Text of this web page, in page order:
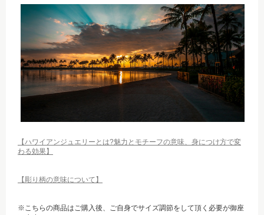
【ハワイアンジュエリーとは?魅力とモチーフの意味、身につけ方で変
わる効果】
【彫り柄の意味について】
※こちらの商品はご購入後、ご自身でサイズ調節をして頂く必要が御座